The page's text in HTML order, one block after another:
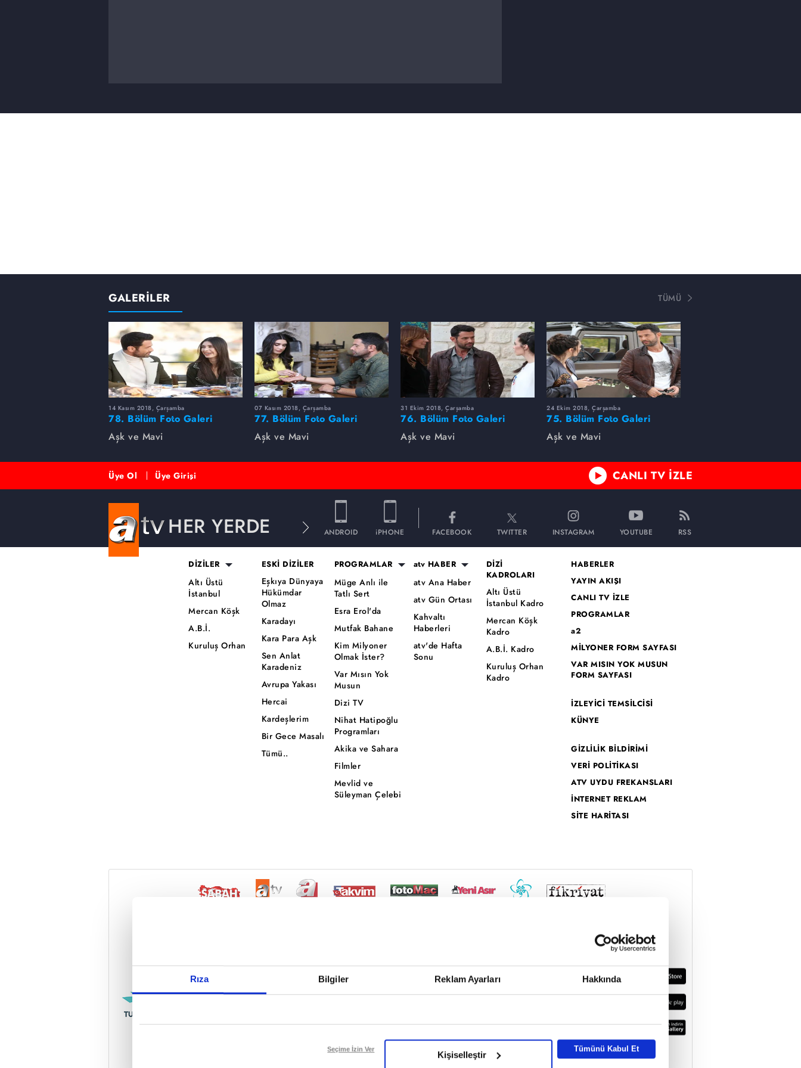
Rıza Bilgiler Reklam Ayarları Hakkında
Reddet
Seçime İzin Ver
Kişiselleştir
Tümünü Kabul Et
GALERİLER TÜMÜ
14 Kasım 2018, Çarşamba
78. Bölüm Foto Galeri
Aşk ve Mavi
07 Kasım 2018, Çarşamba
77. Bölüm Foto Galeri
Aşk ve Mavi
31 Ekim 2018, Çarşamba
76. Bölüm Foto Galeri
Aşk ve Mavi
24 Ekim 2018, Çarşamba
75. Bölüm Foto Galeri
Aşk ve Mavi
Üye Ol Üye Girişi CANLI TV İZLE
HER YERDE ANDROID iPHONE FACEBOOK TWITTER INSTAGRAM YOUTUBE RSS
DİZİLER
Altı Üstü
İstanbul
Mercan Köşk
A.B.İ.
Kuruluş Orhan
ESKİ DİZİLER
Eşkıya Dünyaya
Hükümdar
Olmaz
Karadayı
Kara Para Aşk
Sen Anlat
Karadeniz
Avrupa Yakası
Hercai
Kardeşlerim
Bir Gece Masalı
Tümü..
PROGRAMLAR
Müge Anlı ile
Tatlı Sert
Esra Erol'da
Mutfak Bahane
Kim Milyoner
Olmak İster?
Var Mısın Yok
Musun
Dizi TV
Nihat Hatipoğlu
Programları
Akika ve Sahara
Filmler
Mevlid ve
Süleyman Çelebi
atv HABER
atv Ana Haber
atv Gün Ortası
Kahvaltı
Haberleri
atv'de Hafta
Sonu
DİZİ
KADROLARI
Altı Üstü
İstanbul Kadro
Mercan Köşk
Kadro
A.B.İ. Kadro
Kuruluş Orhan
Kadro
HABERLER
YAYIN AKIŞI
CANLI TV İZLE
PROGRAMLAR
a2
MİLYONER FORM SAYFASI
VAR MISIN YOK MUSUN
FORM SAYFASI
İZLEYİCİ TEMSİLCİSİ
KÜNYE
GİZLİLİK BİLDİRİMİ
VERİ POLİTİKASI
ATV UYDU FREKANSLARI
İNTERNET REKLAM
SİTE HARİTASI